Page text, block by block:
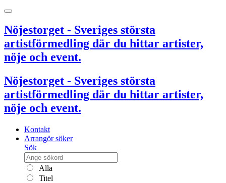
Nöjestorget - Sveriges största
artistförmedling där du hittar artister,
nöje och event.
Nöjestorget - Sveriges största
artistförmedling där du hittar artister,
nöje och event.
Kontakt
Arrangör söker
Sök
Alla
Titel